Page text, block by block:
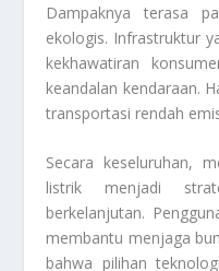
Dampaknya terasa
ekologis. Infrastruktur
kekhawatiran
keandalan kendaraan.
transportasi rendah
Secara keseluruhan,
listrik menjadi
berkelanjutan.
membantu menjaga
bahwa pilihan